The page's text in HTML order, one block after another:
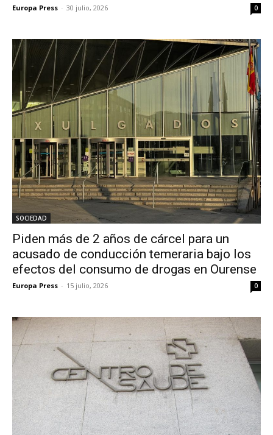
Europa Press - 30 julio, 2026 0
SOCIEDAD
Piden más de 2 años de cárcel para un
acusado de conducción temeraria bajo los
efectos del consumo de drogas en Ourense
Europa Press - 15 julio, 2026 0